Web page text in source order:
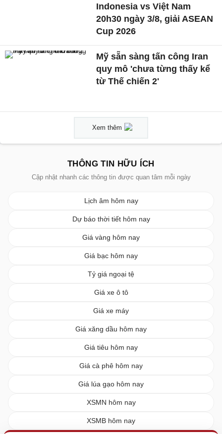
Indonesia vs Việt Nam
20h30 ngày 3/8, giải ASEAN
Cup 2026
Mỹ sẵn sàng tấn công Iran
quy mô 'chưa từng thấy kể
từ Thế chiến 2'
Xem thêm
THÔNG TIN HỮU ÍCH
Cập nhật nhanh các thông tin được quan tâm mỗi ngày
Lịch âm hôm nay
Dự báo thời tiết hôm nay
Giá vàng hôm nay
Giá bạc hôm nay
Tỷ giá ngoại tệ
Giá xe ô tô
Giá xe máy
Giá xăng dầu hôm nay
Giá tiêu hôm nay
Giá cà phê hôm nay
Giá lúa gạo hôm nay
XSMN hôm nay
XSMB hôm nay